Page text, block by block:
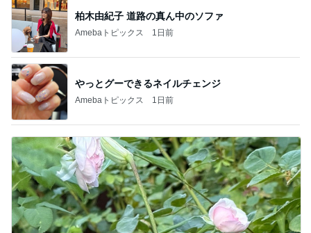
柏木由紀子 道路の真ん中のソファ
Amebaトピックス 1日前
やっとグーできるネイルチェンジ
Amebaトピックス 1日前